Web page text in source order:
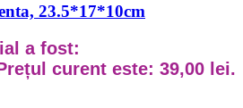
23.5*17*10cm
a fost:
curent este: 39,00 lei.